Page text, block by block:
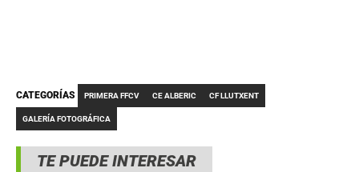
TE PUEDE INTERESAR
CATEGORÍAS PRIMERA FFCV CE ALBERIC CF LLUTXENT
GALERÍA FOTOGRÁFICA